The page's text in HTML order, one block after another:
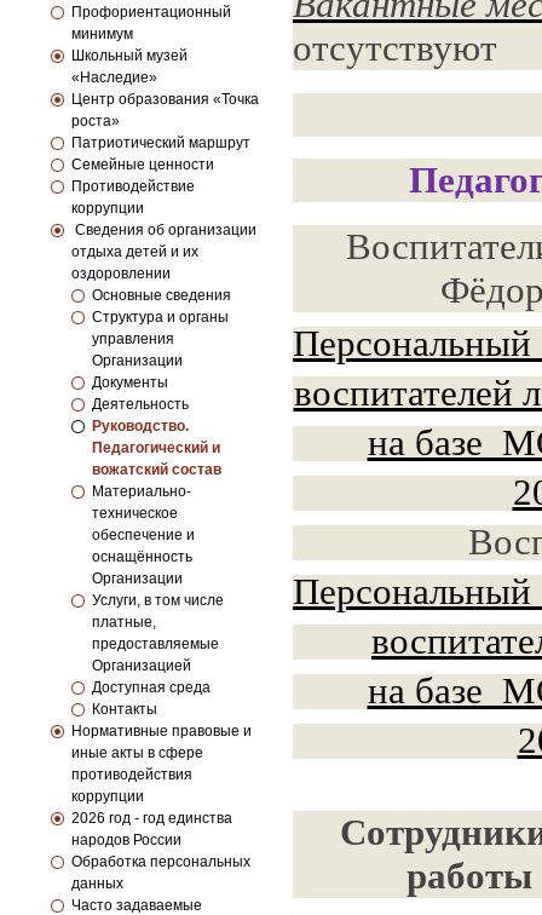
Профориентационный
минимум
Школьный музей
«Наследие»
Центр образования «Точка
роста»
Патриотический маршрут
Семейные ценности
Противодействие
коррупции
Сведения об организации
отдыха детей и их
оздоровлении
Основные сведения
Структура и органы
управления
Организации
Документы
Деятельность
Руководство.
Педагогический и
вожатский состав
Материально-
техническое
обеспечение и
оснащённость
Организации
Услуги, в том числе
платные,
предоставляемые
Организацией
Доступная среда
Контакты
Нормативные правовые и
иные акты в сфере
противодействия
коррупции
2026 год - год единства
народов России
Обработка персональных
данных
Часто задаваемые
отсутствуют
Персональный
воспитателей
на базе
Персональный
на базе
работы